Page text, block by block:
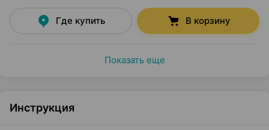
Где купить В корзину
Показать еще
Инструкция